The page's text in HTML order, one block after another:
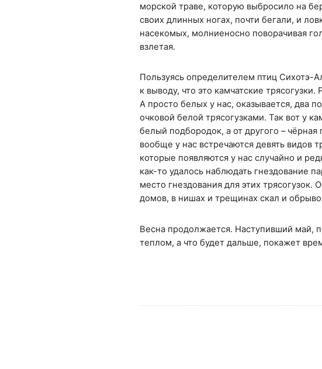
морской траве, которую выбросило на
своих длинных ногах, почти бегали, и
насекомых, молниеносно поворачивая
взлетая.
Пользуясь определителем птиц Сихотэ-
к выводу, что это камчатские
А просто белых у нас, оказывается, два
очковой белой трясогузками. Так вот у
белый подбородок, а от другого – чёрная
вообще у нас встречаются девять видов
которые появляются у нас случайно и
как-то удалось наблюдать гнездование
место гнездования для этих
домов, в нишах и трещинах скал и
Весна продолжается. Наступивший май,
теплом, а что будет дальше, покажет